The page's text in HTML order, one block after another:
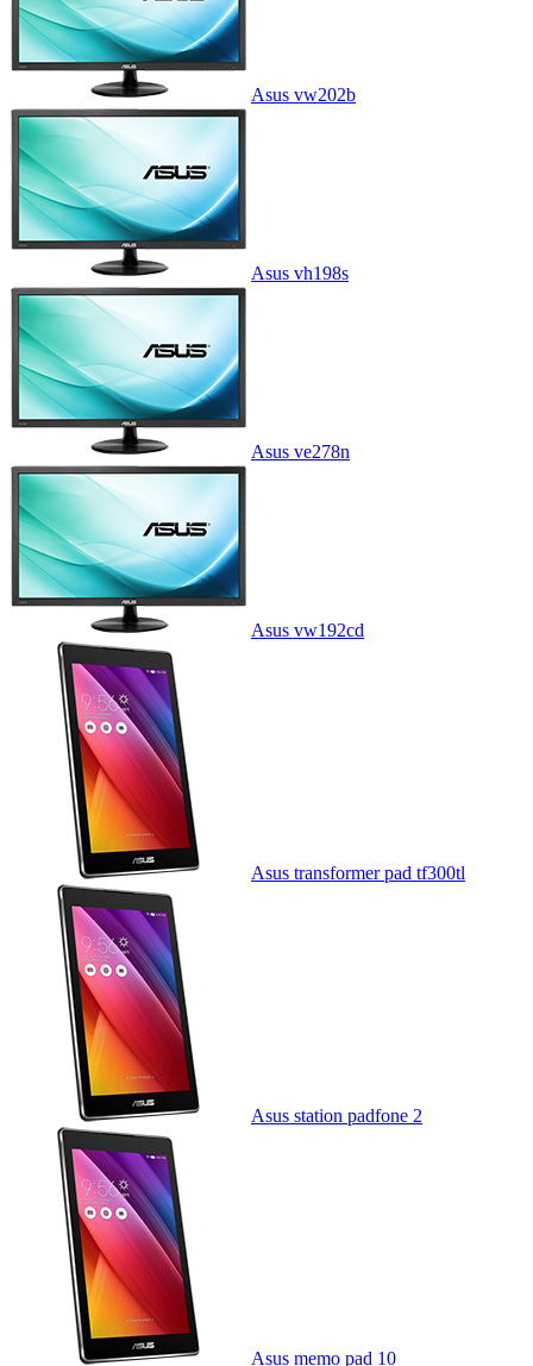
Asus vw202b
Asus vh198s
Asus ve278n
Asus vw192cd
Asus transformer pad tf300tl
Asus station padfone 2
Asus memo pad 10